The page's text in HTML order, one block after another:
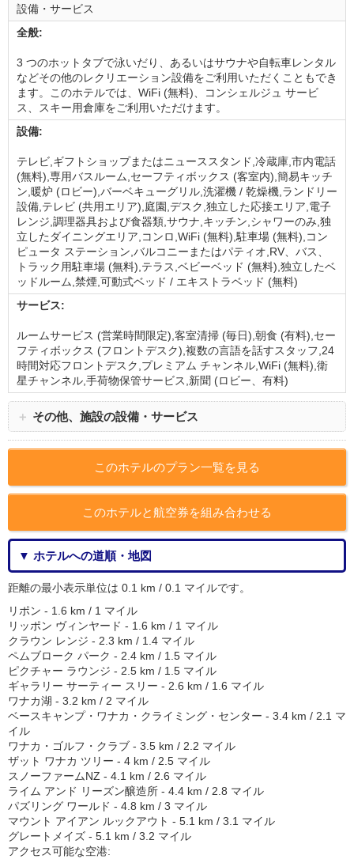
設備・サービス
全般:
3 つのホットタブで泳いだり、あるいはサウナや自転車レンタル
などその他のレクリエーション設備をご利用いただくこともでき
ます。このホテルでは、WiFi (無料)、コンシェルジュ サービ
ス、スキー用倉庫をご利用いただけます。
設備:
テレビ,ギフトショップまたはニューススタンド,冷蔵庫,市内電話
(無料),専用バスルーム,セーフティボックス (客室内),簡易キッチ
ン,暖炉 (ロビー),バーベキューグリル,洗濯機 / 乾燥機,ランドリー
設備,テレビ (共用エリア),庭園,デスク,独立した応接エリア,電子
レンジ,調理器具および食器類,サウナ,キッチン,シャワーのみ,独
立したダイニングエリア,コンロ,WiFi (無料),駐車場 (無料),コン
ピュータ ステーション,バルコニーまたはパティオ,RV、バス、
トラック用駐車場 (無料),テラス,ベビーベッド (無料),独立したベ
ッドルーム,禁煙,可動式ベッド / エキストラベッド (無料)
サービス:
ルームサービス (営業時間限定),客室清掃 (毎日),朝食 (有料),セー
フティボックス (フロントデスク),複数の言語を話すスタッフ,24
時間対応フロントデスク,プレミアム チャンネル,WiFi (無料),衛
星チャンネル,手荷物保管サービス,新聞 (ロビー、有料)
＋ その他、施設の設備・サービス
このホテルのプラン一覧を見る
このホテルと航空券を組み合わせる
▼ ホテルへの道順・地図
距離の最小表示単位は 0.1 km / 0.1 マイルです。
リポン - 1.6 km / 1 マイル
リッポン ヴィンヤード - 1.6 km / 1 マイル
クラウン レンジ - 2.3 km / 1.4 マイル
ペムブローク パーク - 2.4 km / 1.5 マイル
ピクチャー ラウンジ - 2.5 km / 1.5 マイル
ギャラリー サーティー スリー - 2.6 km / 1.6 マイル
ワナカ湖 - 3.2 km / 2 マイル
ベースキャンプ・ワナカ・クライミング・センター - 3.4 km / 2.1 マ
イル
ワナカ・ゴルフ・クラブ - 3.5 km / 2.2 マイル
ザット ワナカ ツリー - 4 km / 2.5 マイル
スノーファームNZ - 4.1 km / 2.6 マイル
ライム アンド リーズン醸造所 - 4.4 km / 2.8 マイル
パズリング ワールド - 4.8 km / 3 マイル
マウント アイアン ルックアウト - 5.1 km / 3.1 マイル
グレートメイズ - 5.1 km / 3.2 マイル
アクセス可能な空港: